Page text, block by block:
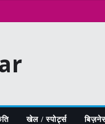
खेल / स्पोर्ट्स